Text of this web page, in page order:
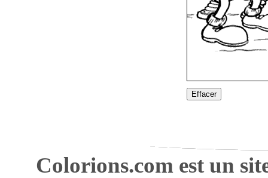
Effacer
Colorions.com est un